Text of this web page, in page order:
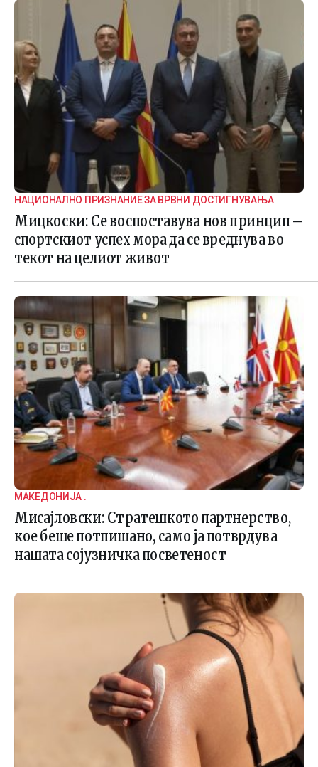
НАЦИОНАЛНО ПРИЗНАНИЕ ЗА ВРВНИ ДОСТИГНУВАЊА
Мицкоски: Се воспоставува нов принцип –
спортскиот успех мора да се вреднува во
текот на целиот живот
МАКЕДОНИЈА .
Мисајловски: Стратешкото партнерство,
кое беше потпишано, само ја потврдува
нашата сојузничка посветеност